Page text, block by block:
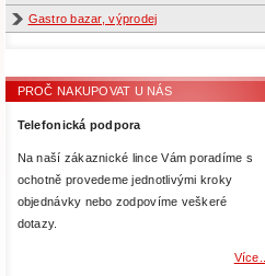
Gastro bazar, výprodej
PROČ NAKUPOVAT U NÁS
Telefonická podpora
Na naší zákaznické lince Vám poradíme s
ochotně provedeme jednotlivými kroky
objednávky nebo zodpovíme veškeré
dotazy.
Více...